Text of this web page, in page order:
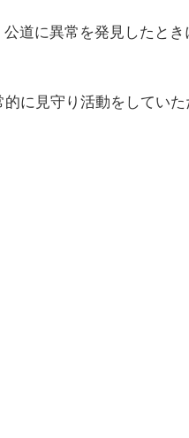
道に異常を発見したとき
に見守り活動をしていた